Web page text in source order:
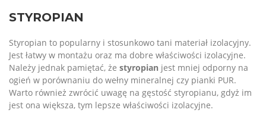
STYROPIAN
Styropian to popularny i stosunkowo tani materiał izolacyjny.
Jest łatwy w montażu oraz ma dobre właściwości izolacyjne.
Należy jednak pamiętać, że styropian jest mniej odporny na
ogień w porównaniu do wełny mineralnej czy pianki PUR.
Warto również zwrócić uwagę na gęstość styropianu, gdyż im
jest ona większa, tym lepsze właściwości izolacyjne.